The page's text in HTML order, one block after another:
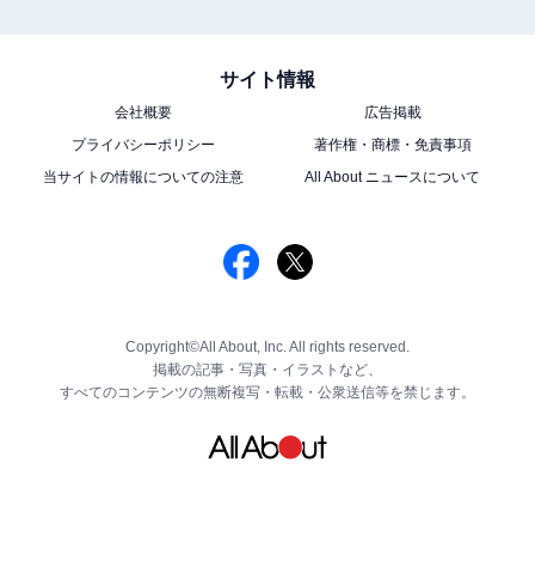
サイト情報
会社概要
広告掲載
プライバシーポリシー
著作権・商標・免責事項
当サイトの情報についての注意
All About ニュースについて
Copyright©All About, Inc. All rights reserved.
掲載の記事・写真・イラストなど、
すべてのコンテンツの無断複写・転載・公衆送信等を禁じます。